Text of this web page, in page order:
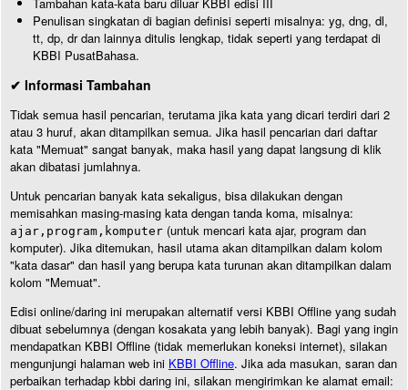
Penulisan singkatan di bagian definisi seperti misalnya: yg, dng, dl,
tt, dp, dr dan lainnya ditulis lengkap, tidak seperti yang terdapat di
KBBI PusatBahasa.
✔ Informasi Tambahan
Tidak semua hasil pencarian, terutama jika kata yang dicari terdiri dari 2
atau 3 huruf, akan ditampilkan semua. Jika hasil pencarian dari daftar
kata "Memuat" sangat banyak, maka hasil yang dapat langsung di klik
akan dibatasi jumlahnya.
Untuk pencarian banyak kata sekaligus, bisa dilakukan dengan
memisahkan masing-masing kata dengan tanda koma, misalnya:
ajar,program,komputer (untuk mencari kata ajar, program dan
komputer). Jika ditemukan, hasil utama akan ditampilkan dalam kolom
"kata dasar" dan hasil yang berupa kata turunan akan ditampilkan dalam
kolom "Memuat".
Edisi online/daring ini merupakan alternatif versi KBBI Offline yang sudah
dibuat sebelumnya (dengan kosakata yang lebih banyak). Bagi yang ingin
mendapatkan KBBI Offline (tidak memerlukan koneksi internet), silakan
mengunjungi halaman web ini KBBI Offline. Jika ada masukan, saran dan
perbaikan terhadap kbbi daring ini, silakan mengirimkan ke alamat email: